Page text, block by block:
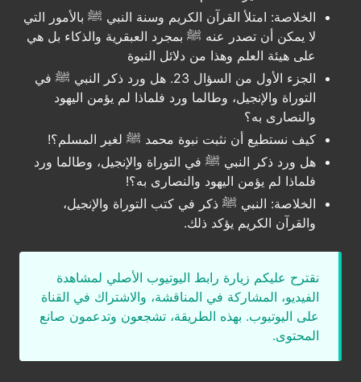
الخلاصة: امتلأ القرآن الكريم وسنة النبي ﷺ بالأمور التي
لا يمكن أن تصدر عنه ﷺ بمجرد العبقرية والذكاء بل هي
على هيئة العلم وهذا من دلائل النبوة
الجزء الأول من السؤال 23. هل ورد ذكر النبي ﷺ في
التوراة والإنجيل، وطالما ورد فلماذا لم يؤمن اليهود
والنصارى به؟
كيف نستطيع أن نثبت نبوة محمد ﷺ لغير المسلم؟!
هل ورد ذكر النبي ﷺ في التوراة والإنجيل، وطالما ورد
فلماذا لم يؤمن اليهود والنصارى به؟!
الخلاصة: النبي ﷺ ذكر في كتب التوراة والإنجيل،
والقرآن الكريم يؤكد ذلك.
نقترح عليكم زيارة رابط اليوتيوب الأصلي لمشاهدة
الفيديو، المشاركة في المناقشة، والاشتراك في القناة
على اليوتيوب. بهذه الطريقة، تشجعون وتدعمون صانع
المحتوى.